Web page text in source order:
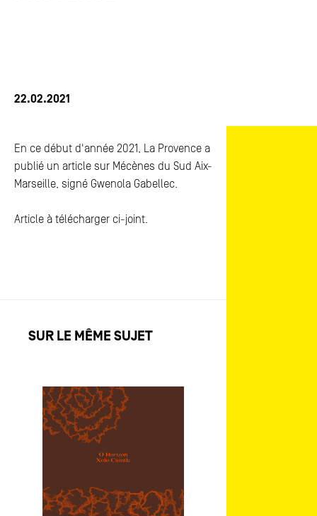
22.02.2021
En ce début d'année 2021, La Provence a
publié un article sur Mécènes du Sud Aix-
Marseille, signé Gwenola Gabellec.
Article à télécharger ci-joint.
SUR LE MÊME SUJET